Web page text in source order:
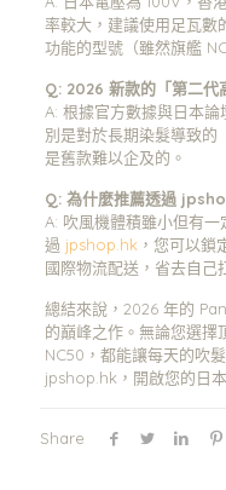
率較大，建議使用足瓦數
功能的型號（雖然旗艦
Q: 2026 新款的「第二代
A: 根據官方數據與日本
別是對於長期染髮導致的
是舊款難以企及的。
Q: 為什麼推薦透過
A: 吹風機體積雖小但有
過 jpshop.hk ，您可以鎖
國際物流配送，省去自己
總結來說，2026 年的
的巔峰之作。無論您選擇
NC50，都能讓每天的吹
jpshop.hk，開啟您的日
Share